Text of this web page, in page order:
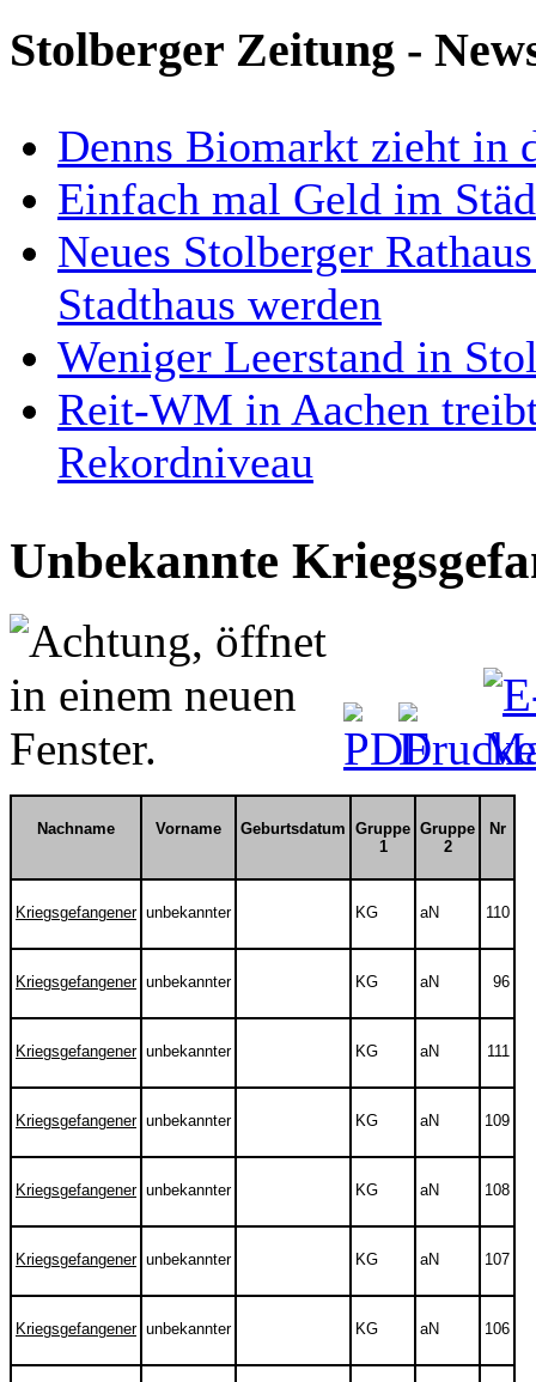
Stolberger Zeitung -
Denns Biomarkt zieht in
Einfach mal Geld im
Neues Stolberger
Stadthaus werden
Weniger Leerstand in
Reit-WM in Aachen
Rekordniveau
Unbekannte
Nachname Vorname Geburtsdatum Gruppe
1
Gruppe
2
Nr
Kriegsgefangener unbekannter KG aN 110
Kriegsgefangener unbekannter KG aN 96
Kriegsgefangener unbekannter KG aN 111
Kriegsgefangener unbekannter KG aN 109
Kriegsgefangener unbekannter KG aN 108
Kriegsgefangener unbekannter KG aN 107
Kriegsgefangener unbekannter KG aN 106